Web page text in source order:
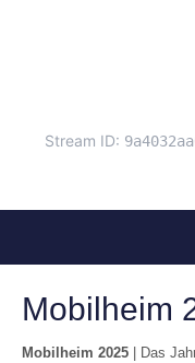
Mobilheim
Mobilheim 2025 | Das